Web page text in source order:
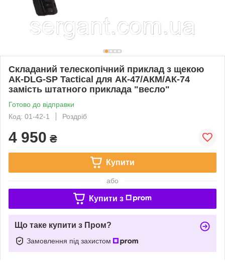
Складаний телескопічний приклад з щекою
АК-DLG-SР Tactical для АК-47/АКМ/АК-74
замість штатного приклада "весло"
Готово до відправки
Код: 01-42-1
Роздріб
4 950 ₴
Купити
або
Купити з
Що таке купити з Пром?
Замовлення під захистом